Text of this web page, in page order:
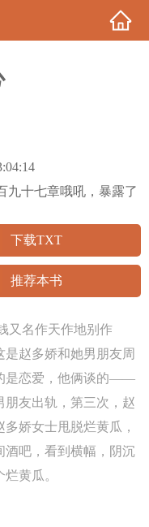
九十七章哦吼，暴露了
下载TXT
推荐本书
又名作天作地别作
赵多娇和她男朋友周
是恋爱，他俩谈的——
朋友出轨，第三次，赵
娇女士甩脱烂黄瓜，
吧，看到横幅，阴沉
黄瓜。